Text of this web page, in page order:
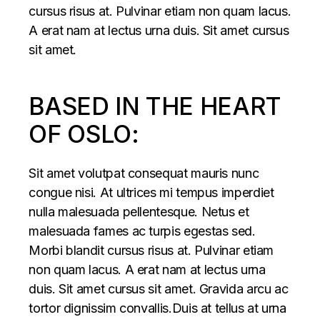
cursus risus at. Pulvinar etiam non quam lacus.
A erat nam at lectus urna duis. Sit amet cursus
sit amet.
BASED IN THE HEART
OF OSLO:
Sit amet volutpat consequat mauris nunc
congue nisi. At ultrices mi tempus imperdiet
nulla malesuada pellentesque. Netus et
malesuada fames ac turpis egestas sed.
Morbi blandit cursus risus at. Pulvinar etiam
non quam lacus. A erat nam at lectus urna
duis. Sit amet cursus sit amet. Gravida arcu ac
tortor dignissim convallis.Duis at tellus at urna